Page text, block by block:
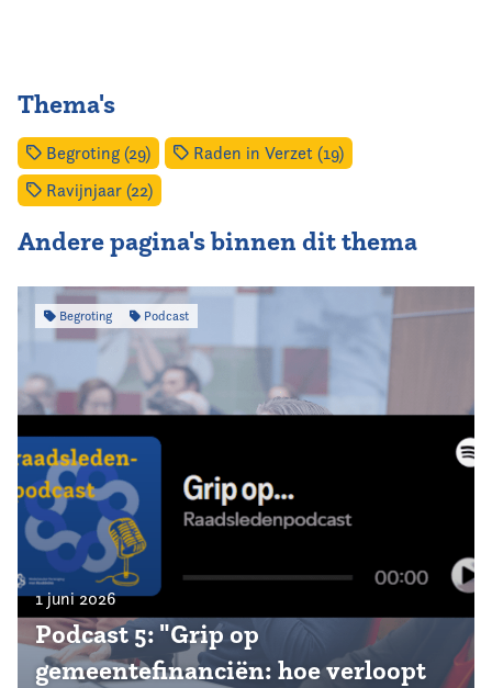
Thema's
Begroting (29)
Raden in Verzet (19)
Ravijnjaar (22)
Andere pagina's binnen dit thema
Begroting Podcast
1 juni 2026
Podcast 5: "Grip op
gemeentefinanciën: hoe verloopt